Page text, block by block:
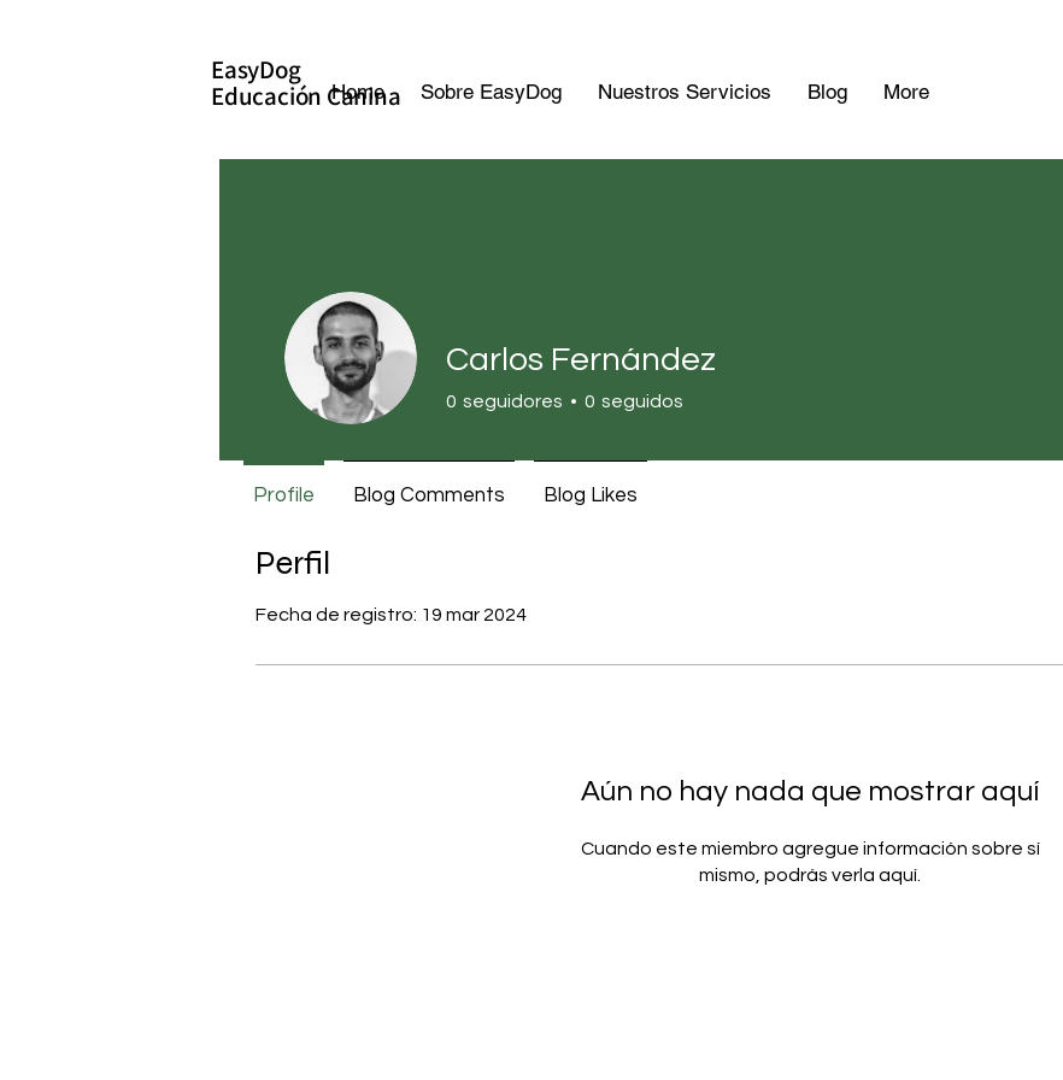
EasyDog
Educación Canina
Home Sobre EasyDog Nuestros Servicios Blog More
Perfil
Fecha de registro: 19 mar 2024
Aún no hay nada que mostrar aquí
Cuando este miembro agregue información sobre sí
mismo, podrás verla aquí.
Carlos Fernández
0 seguidores 0 seguidos
Profile Blog Comments Blog Likes